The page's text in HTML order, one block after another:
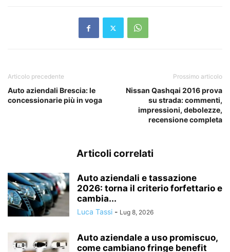
Articolo precedente
Auto aziendali Brescia: le
concessionarie più in voga
Prossimo articolo
Nissan Qashqai 2016 prova
su strada: commenti,
impressioni, debolezze,
recensione completa
Articoli correlati
Auto aziendali e tassazione
2026: torna il criterio forfettario e
cambia...
Luca Tassi - Lug 8, 2026
Auto aziendale a uso promiscuo,
come cambiano fringe benefit